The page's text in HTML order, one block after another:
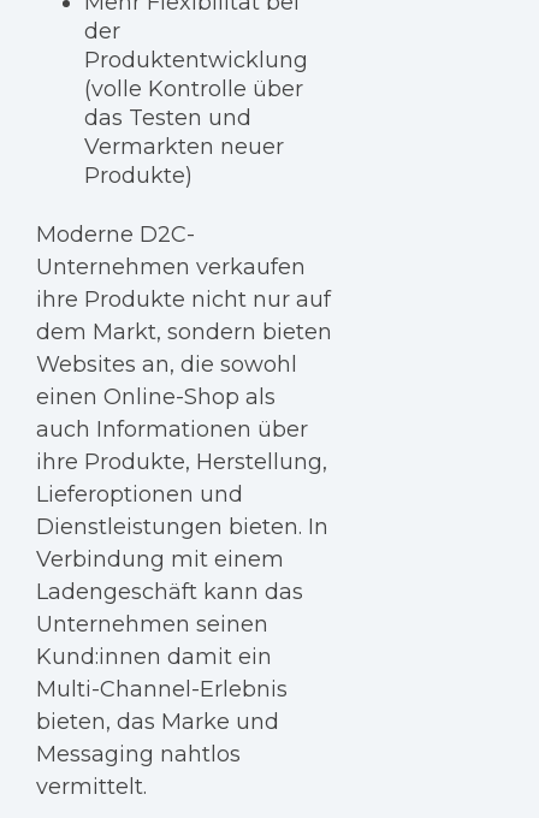
der
Produktentwicklung
(volle Kontrolle über
das Testen und
Vermarkten neuer
Produkte)
Moderne D2C-
Unternehmen verkaufen
ihre Produkte nicht nur auf
dem Markt, sondern bieten
Websites an, die sowohl
einen Online-Shop als
auch Informationen über
ihre Produkte, Herstellung,
Lieferoptionen und
Dienstleistungen bieten. In
Verbindung mit einem
Ladengeschäft kann das
Unternehmen seinen
Kund:innen damit ein
Multi-Channel-Erlebnis
bieten, das Marke und
Messaging nahtlos
vermittelt.